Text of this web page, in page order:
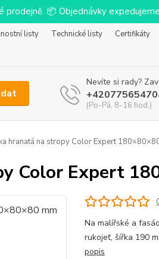
📦 Objednávky
listy Technické listy
Certifikáty
Nevíte si rady?
(Po-Pá, 8-16 hod.)
hranatá na stropy Color Expert
Color Expert
Na malířské a
rukojeť, šířka 190
popis